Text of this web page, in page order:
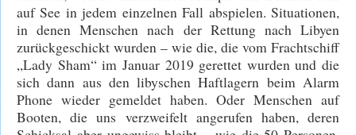
auf See in jedem einzelnen Fall abspielen. Situationen,
in denen Menschen nach der Rettung nach Libyen
zurückgeschickt wurden – wie die, die vom Frachtschiff
„Lady Sham“ im Januar 2019 gerettet wurden und die
sich dann aus den libyschen Haftlagern beim Alarm
Phone wieder gemeldet haben. Oder Menschen auf
Booten, die uns verzweifelt angerufen haben, deren